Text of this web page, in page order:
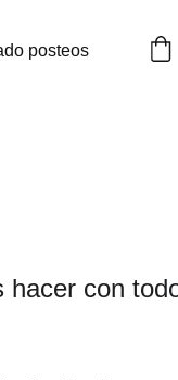
posteos
hacer con